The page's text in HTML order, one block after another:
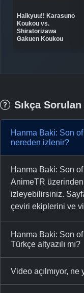
Haikyuu!! Karasuno
Koukou vs.
Shiratorizawa
Gakuen Koukou
Sıkça
Hanma Baki: Son
nereden izlenir?
Hanma Baki: Son
AnimeTR üzerinden
izleyebilirsiniz.
çeviri ekiplerini ve
Hanma Baki: Son
Türkçe altyazılı mı?
Video açılmıyor, ne